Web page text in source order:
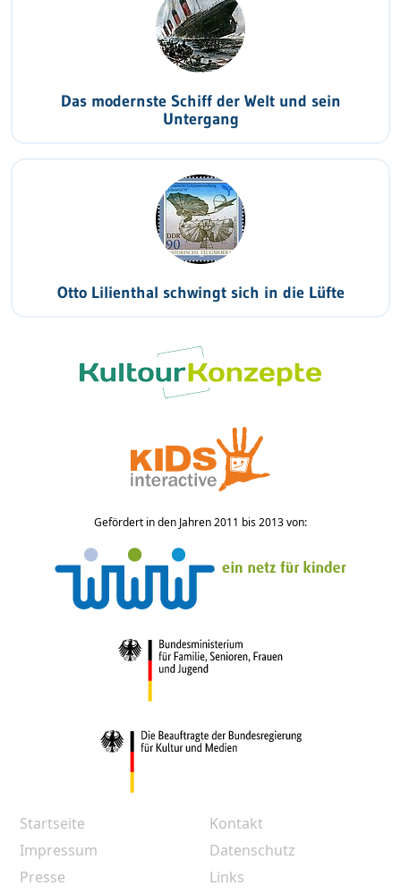
Das modernste Schiff der Welt und sein
Untergang
Otto Lilienthal schwingt sich in die Lüfte
Gefördert in den Jahren 2011 bis 2013 von:
Startseite
Kontakt
Impressum
Datenschutz
Presse
Links